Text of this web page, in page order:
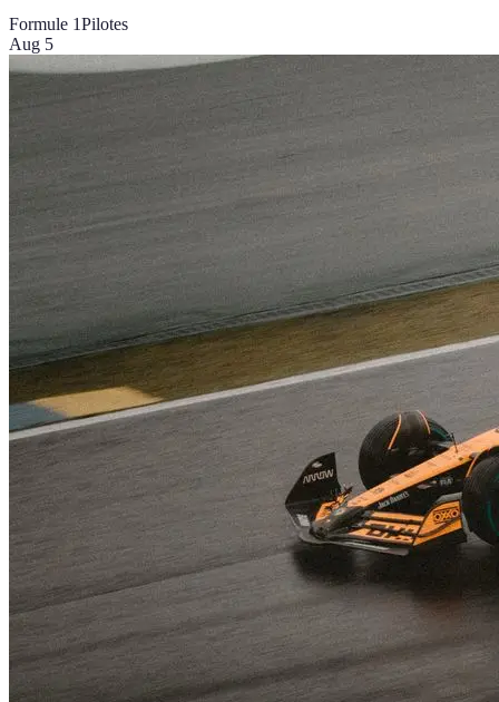
Formule 1Pilotes
Aug 5